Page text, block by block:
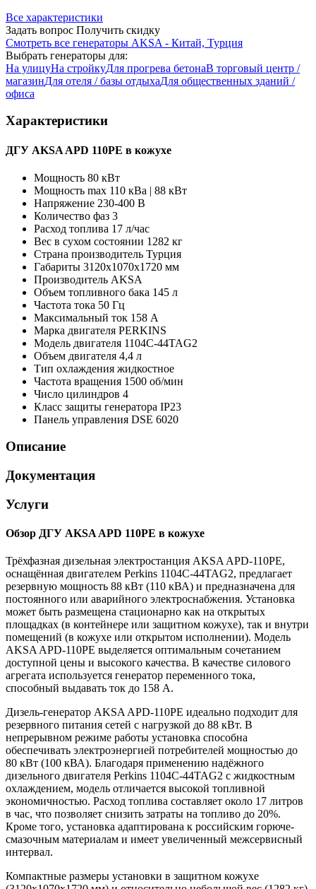
Все характеристики
Задать вопрос Получить скидку
Смотреть все генераторы AKSA - Китай, Турция
Выбрать генераторы для:
На улицуНа стройкуДля прогрева бетонаВ торговый центр /
магазинДля отеля / базы отдыхаДля общественных зданий /
офиса
Характеристики
ДГУ AKSA APD 110PE в кожухе
Мощность 80 кВт
Мощность max 110 кВа | 88 кВт
Напряжение 230-400 В
Количество фаз 3
Расход топлива 17 л/час
Вес в сухом состоянии 1282 кг
Страна производитель Турция
Габариты 3120x1070x1720 мм
Производитель AKSA
Объем топливного бака 145 л
Частота тока 50 Гц
Максимальный ток 158 А
Марка двигателя PERKINS
Модель двигателя 1104C-44TAG2
Объем двигателя 4,4 л
Тип охлаждения жидкостное
Частота вращения 1500 об/мин
Число цилиндров 4
Класс защиты генератора IP23
Панель управления DSE 6020
Описание
Документация
Услуги
Обзор ДГУ AKSA APD 110PE в кожухе
Трёхфазная дизельная электростанция AKSA APD-110PE,
оснащённая двигателем Perkins 1104C-44TAG2, предлагает
резервную мощность 88 кВт (110 кВА) и предназначена для
постоянного или аварийного электроснабжения. Установка
может быть размещена стационарно как на открытых
площадках (в контейнере или защитном кожухе), так и внутри
помещений (в кожухе или открытом исполнении). Модель
AKSA APD-110PE выделяется оптимальным сочетанием
доступной цены и высокого качества. В качестве силового
агрегата используется генератор переменного тока,
способный выдавать ток до 158 А.
Дизель-генератор AKSA APD-110PE идеально подходит для
резервного питания сетей с нагрузкой до 88 кВт. В
непрерывном режиме работы установка способна
обеспечивать электроэнергией потребителей мощностью до
80 кВт (100 кВА). Благодаря применению надёжного
дизельного двигателя Perkins 1104C-44TAG2 с жидкостным
охлаждением, модель отличается высокой топливной
экономичностью. Расход топлива составляет около 17 литров
в час, что позволяет снизить затраты на топливо до 20%.
Кроме того, установка адаптирована к российским горюче-
смазочным материалам и имеет увеличенный межсервисный
интервал.
Компактные размеры установки в защитном кожухе